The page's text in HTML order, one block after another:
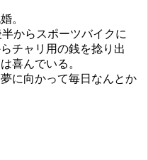
。
からスポーツバイクに
チャリ用の銭を捻り出
喜んでいる。
に向かって毎日なんとか